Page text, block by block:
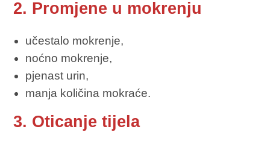
2. Promjene u mokrenju
učestalo mokrenje,
noćno mokrenje,
pjenast urin,
manja količina mokraće.
3. Oticanje tijela